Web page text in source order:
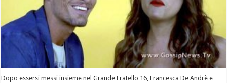
Dopo essersi messi insieme nel Grande Fratello 16, Francesca De Andrè e